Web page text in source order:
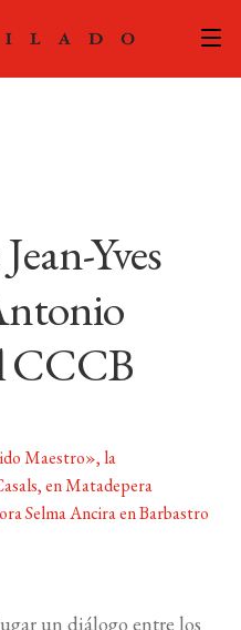
RIGHTS
CUENTA
Yves
CCCB
Maestro», la
en Matadepera
Selma Ancira en Barbastro
un diálogo entre los